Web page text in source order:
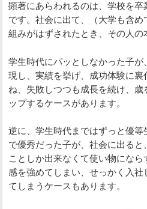
顕著にあらわれるのは、学校を卒
です。社会に出て、（大学も含
組みがはずされたとき、その人の
学生時代にパッとしなかった子
現し、実績を挙げ、成功体験に
ね、失敗しつつも成長を続け、
ップするケースがあります。
逆に、学生時代まではずっと優
で優秀だった子が、社会に出る
ことしか出来なくて使い物にな
感を強めてしまい、せっかく入
てしまうケースもあります。